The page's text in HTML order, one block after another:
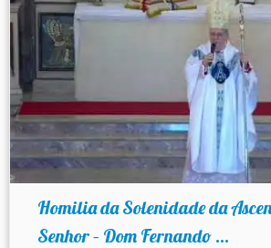
Homilia da Solenidade da
Senhor – Dom Fernando ...